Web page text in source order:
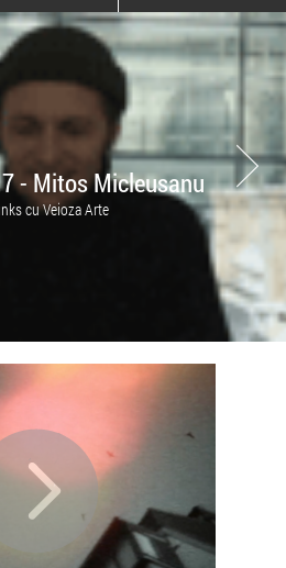
- Mitos Micleusanu
cu Veioza Arte